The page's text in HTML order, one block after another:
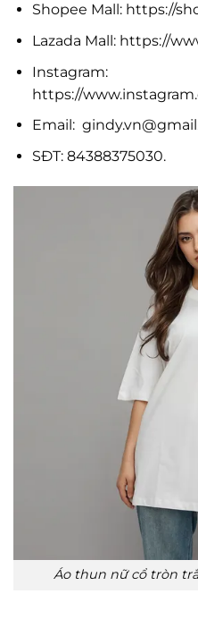
Shopee Mall: https://
Lazada Mall: https://
Instagram:
https://
Email:
SĐT: 84388375030.
Áo thun nữ cổ tròn